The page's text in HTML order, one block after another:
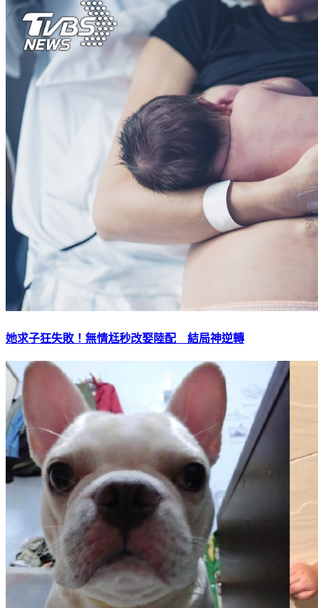
她求子狂失敗！無情尪秒改娶陸配 結局神逆轉